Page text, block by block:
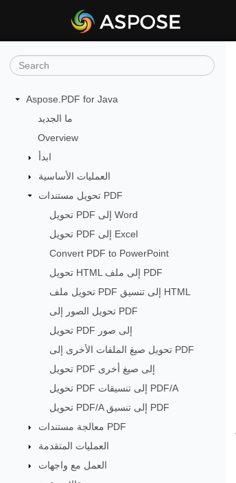
Aspose.PDF for Java
ما الجديد
Overview
ابدأ
العمليات الأساسية
تحويل مستندات PDF
تحويل PDF إلى Word
تحويل PDF إلى Excel
Convert PDF to PowerPoint
تحويل HTML إلى ملف PDF
تحويل ملف PDF إلى تنسيق HTML
تحويل الصور إلى PDF
تحويل PDF إلى صور
تحويل صيغ الملفات الأخرى إلى PDF
تحويل PDF إلى صيغ أخرى
تحويل PDF إلى تنسيقات PDF/A
تحويل PDF/A إلى تنسيق PDF
معالجة مستندات PDF
العمليات المتقدمة
العمل مع واجهات